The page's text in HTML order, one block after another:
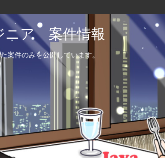
ニア 案件情報
案件のみを公開しています。